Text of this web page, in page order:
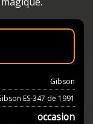
Gibson
ES-347 de 1991
occasion